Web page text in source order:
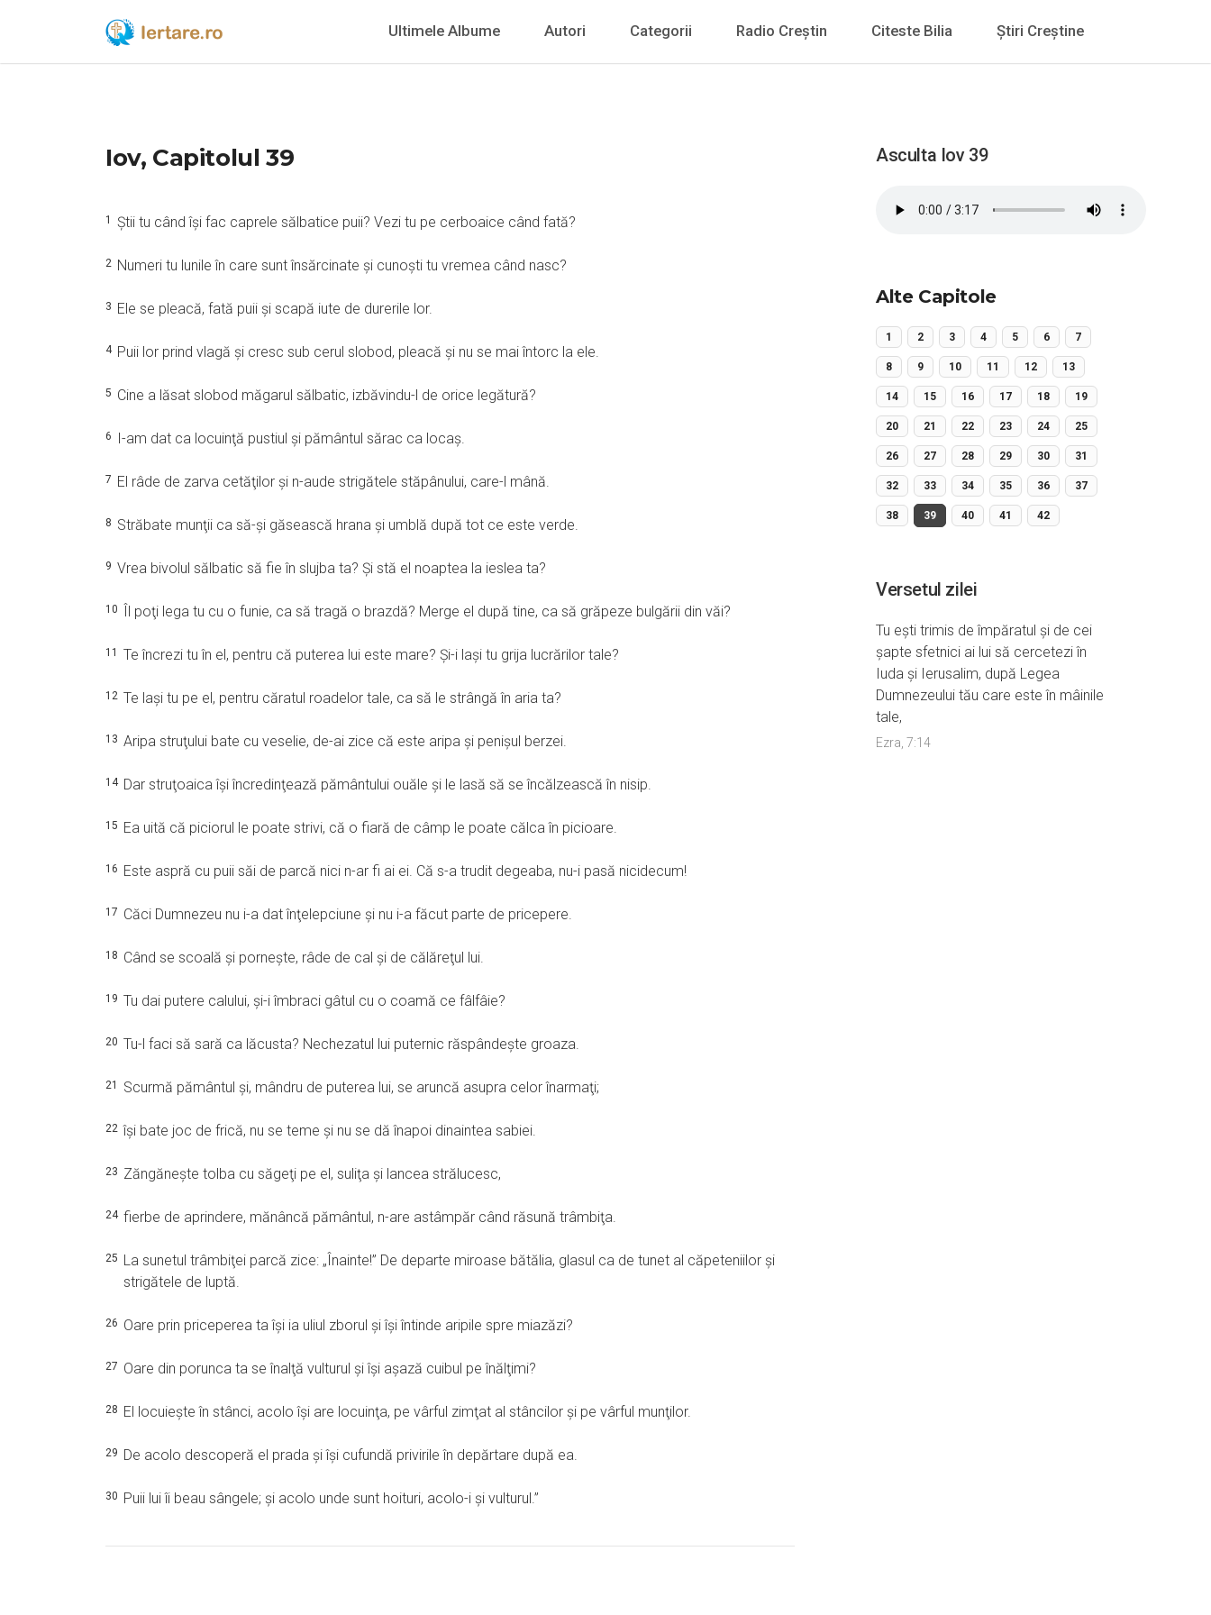
Ultimele Albume Autori Categorii Radio Creștin Citeste Bilia Știri Creștine
Iov, Capitolul 39
1 Ştii tu când îşi fac caprele sălbatice puii? Vezi tu pe cerboaice când fată?
2 Numeri tu lunile în care sunt însărcinate şi cunoşti tu vremea când nasc?
3 Ele se pleacă, fată puii şi scapă iute de durerile lor.
4 Puii lor prind vlagă şi cresc sub cerul slobod, pleacă şi nu se mai întorc la ele.
5 Cine a lăsat slobod măgarul sălbatic, izbăvindu-l de orice legătură?
6 I-am dat ca locuinţă pustiul şi pământul sărac ca locaş.
7 El râde de zarva cetăţilor şi n-aude strigătele stăpânului, care-l mână.
8 Străbate munţii ca să-şi găsească hrana şi umblă după tot ce este verde.
9 Vrea bivolul sălbatic să fie în slujba ta? Şi stă el noaptea la ieslea ta?
10 Îl poţi lega tu cu o funie, ca să tragă o brazdă? Merge el după tine, ca să grăpeze bulgării din văi?
11 Te încrezi tu în el, pentru că puterea lui este mare? Şi-i laşi tu grija lucrărilor tale?
12 Te laşi tu pe el, pentru căratul roadelor tale, ca să le strângă în aria ta?
13 Aripa struţului bate cu veselie, de-ai zice că este aripa şi penişul berzei.
14 Dar struţoaica îşi încredinţează pământului ouăle şi le lasă să se încălzească în nisip.
15 Ea uită că piciorul le poate strivi, că o fiară de câmp le poate călca în picioare.
16 Este aspră cu puii săi de parcă nici n-ar fi ai ei. Că s-a trudit degeaba, nu-i pasă nicidecum!
17 Căci Dumnezeu nu i-a dat înţelepciune şi nu i-a făcut parte de pricepere.
18 Când se scoală şi porneşte, râde de cal şi de călăreţul lui.
19 Tu dai putere calului, şi-i îmbraci gâtul cu o coamă ce fâlfâie?
20 Tu-l faci să sară ca lăcusta? Nechezatul lui puternic răspândeşte groaza.
21 Scurmă pământul şi, mândru de puterea lui, se aruncă asupra celor înarmaţi;
22îşi bate joc de frică, nu se teme şi nu se dă înapoi dinaintea sabiei.
23 Zăngăneşte tolba cu săgeţi pe el, suliţa şi lancea strălucesc,
24 fierbe de aprindere, mănâncă pământul, n-are astâmpăr când răsună trâmbiţa.
25 La sunetul trâmbiţei parcă zice: „Înainte!” De departe miroase bătălia, glasul ca de tunet al căpeteniilor şi
strigătele de luptă.
26 Oare prin priceperea ta îşi ia uliul zborul şi îşi întinde aripile spre miazăzi?
27 Oare din porunca ta se înalţă vulturul şi îşi aşază cuibul pe înălţimi?
28 El locuieşte în stânci, acolo îşi are locuinţa, pe vârful zimţat al stâncilor şi pe vârful munţilor.
29 De acolo descoperă el prada şi îşi cufundă privirile în depărtare după ea.
30 Puii lui îi beau sângele; şi acolo unde sunt hoituri, acolo-i şi vulturul.”
Asculta Iov 39
Alte Capitole
1 2 3 4 5 6 7
8 9 10 11 12 13
14 15 16 17 18 19
20 21 22 23 24 25
26 27 28 29 30 31
32 33 34 35 36 37
38 39 40 41 42
Versetul zilei
Tu eşti trimis de împăratul şi de cei
şapte sfetnici ai lui să cercetezi în
Iuda şi Ierusalim, după Legea
Dumnezeului tău care este în mâinile
tale,
Ezra, 7:14